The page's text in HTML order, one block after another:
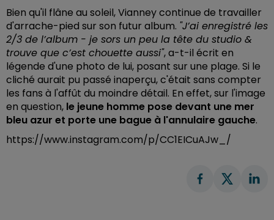
Bien qu'il flâne au soleil, Vianney continue de travailler
d'arrache-pied sur son futur album. "J’ai enregistré les
2/3 de l’album - je sors un peu la tête du studio &
trouve que c’est chouette aussi", a-t-il écrit en
légende d'une photo de lui, posant sur une plage. Si le
cliché aurait pu passé inaperçu, c'était sans compter
les fans à l'affût du moindre détail. En effet, sur l'image
en question, le jeune homme pose devant une mer
bleu azur et porte une bague à l'annulaire gauche.
https://www.instagram.com/p/CC1EICuAJw_/